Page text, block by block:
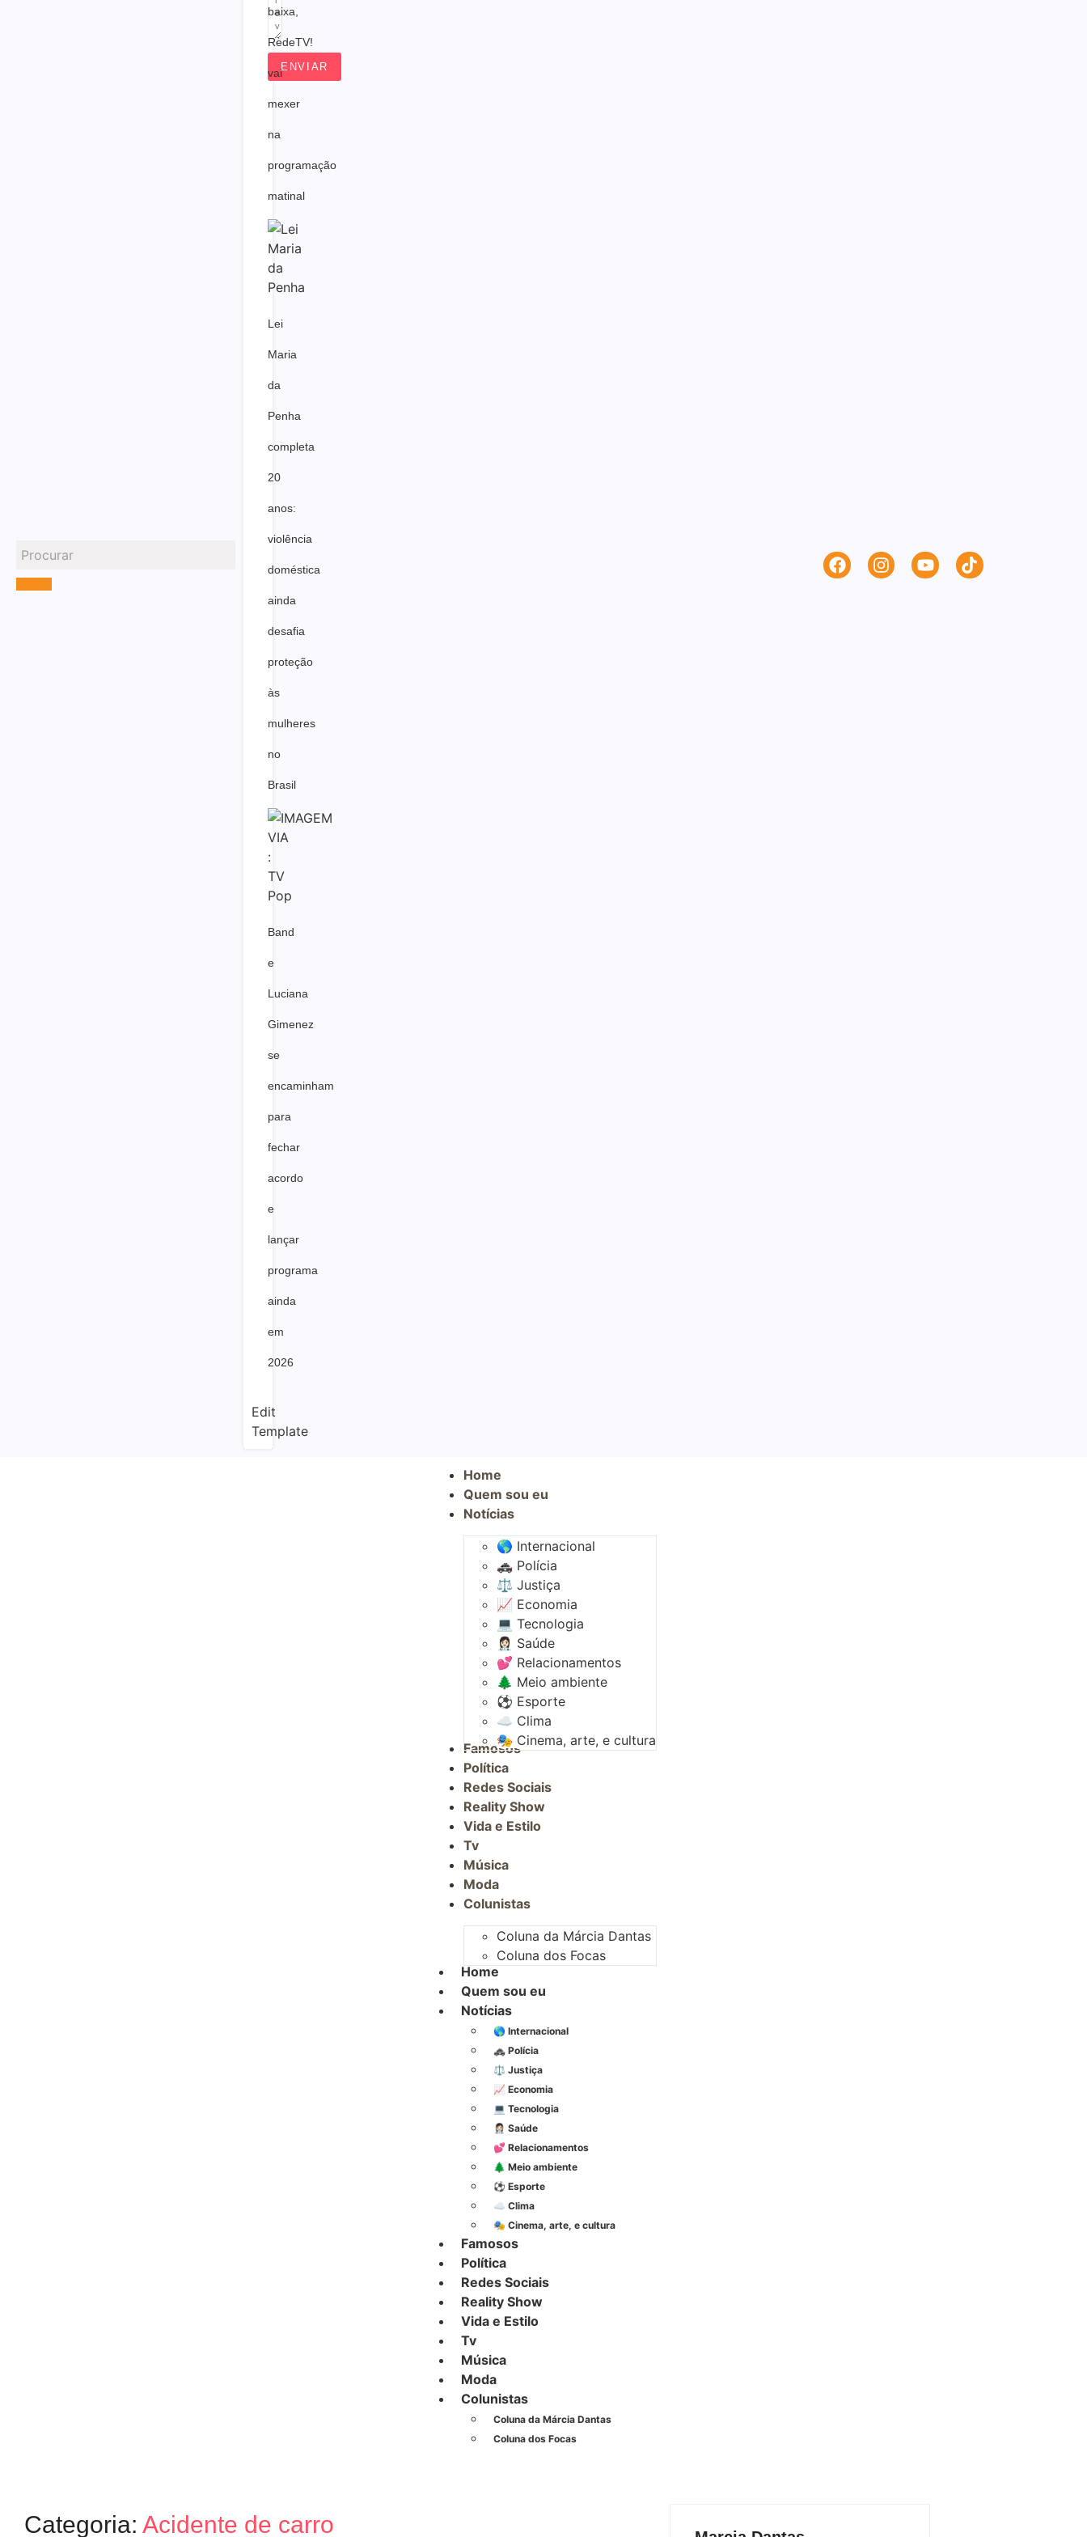
ENVIAR
baixa,
RedeTV!
vai
mexer
na
programação
matinal
Lei
Maria
da
Penha
completa
20
anos:
violência
doméstica
ainda
desafia
proteção
às
mulheres
no
Brasil
Band
e
Luciana
Gimenez
se
encaminham
para
fechar
acordo
e
lançar
programa
ainda
em
2026
Edit
Template
Home
Quem sou eu
Notícias
🌎 Internacional
🚓 Polícia
⚖️ Justiça
📈 Economia
💻 Tecnologia
👩🏻‍⚕️ Saúde
💕 Relacionamentos
🌲 Meio ambiente
⚽︎ Esporte
☁️ Clima
🎭 Cinema, arte, e cultura
Famosos
Política
Redes Sociais
Reality Show
Vida e Estilo
Tv
Música
Moda
Colunistas
Coluna da Márcia Dantas
Coluna dos Focas
Home
Quem sou eu
Notícias
🌎 Internacional
🚓 Polícia
⚖️ Justiça
📈 Economia
💻 Tecnologia
👩🏻‍⚕️ Saúde
💕 Relacionamentos
🌲 Meio ambiente
⚽︎ Esporte
☁️ Clima
🎭 Cinema, arte, e cultura
Famosos
Política
Redes Sociais
Reality Show
Vida e Estilo
Tv
Música
Moda
Colunistas
Coluna da Márcia Dantas
Coluna dos Focas
Categoria: Acidente de carro